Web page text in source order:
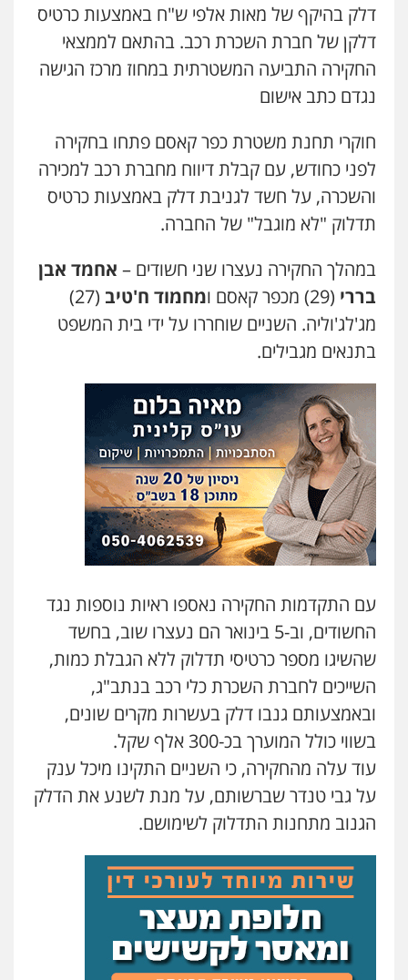
עו"ד קארין לגטיוי
פלילי פשיעה חמורה מעצרים וחקירות
0507446995
פלילי אסירים תעבורה מרב"ד
0547556464
אברהם שהבזי – משרד עורכי דין
0504456555
עו"ד אילן אלימלך
פלילי
עו"ד יוסי חמצני
כלכלי צווארון לבן פשיעה כלכלית עבירות
מס הלבנת הון
0505471497
עו"ד שאדי נאטור
פלילי פשיעה חמורה מעצרים וחקירות
גיל דביר – משרד עורכי דין
פלילי פשיעה כלכלית צווארון לבן
0506217771
עו"ד תמיר סולומון
פלילי כלכלי מיסים הלבנת הון
0528758840
פלילי כלכלי צווארון לבן עורכי דין לענייני
אסירים
0549732303
עו"ד אלינור מתיתיה
פלילי תעבורה צבאי משפחה
דלק בהיקף של מאות אלפי ש"ח באמצעות כרטיס
דלקן של חברת השכרת רכב. בהתאם לממצאי
החקירה התביעה המשטרתית במחוז מרכז הגישה
נגדם כתב אישום
חוקרי תחנת משטרת כפר קאסם פתחו בחקירה
לפני כחודש, עם קבלת דיווח מחברת רכב למכירה
והשכרה, על חשד לגניבת דלק באמצעות כרטיס
תדלוק "לא מוגבל" של החברה.
במהלך החקירה נעצרו שני חשודים – אחמד אבן
בררי (29) מכפר קאסם ו מחמוד ח'טיב
(27)
מג'לג'וליה. השניים שוחררו על ידי בית המשפט
בתנאים מגבילים.
עם התקדמות החקירה נאספו ראיות נוספות נגד
החשודים, וב-5 בינואר הם נעצרו שוב, בחשד
שהשיגו מספר כרטיסי תדלוק ללא הגבלת כמות,
השייכים לחברת השכרת כלי רכב בנתב"ג,
ובאמצעותם גנבו דלק בעשרות מקרים שונים,
בשווי כולל המוערך בכ-300 אלף שקל.
עוד עלה מהחקירה, כי השניים התקינו מיכל ענק
על גבי טנדר שברשותם, על מנת לשנע את הדלק
הגנוב מתחנות התדלוק לשימושם.